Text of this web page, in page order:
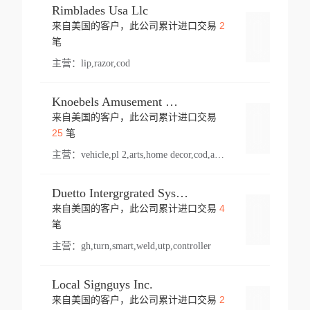
Rimblades Usa Llc
来自美国的客户，此公司累计进口交易 2
笔
主营： lip,razor,cod
Knoebels Amusement Resort
来自美国的客户，此公司累计进口交易
25笔
主营： vehicle,pl 2,arts,home decor,cod,amusement ride,sea
Duetto Intergrgrated Systems Inc.
来自美国的客户，此公司累计进口交易 4
笔
主营： gh,turn,smart,weld,utp,controller
Local Signguys Inc.
来自美国的客户，此公司累计进口交易 2